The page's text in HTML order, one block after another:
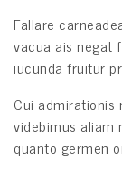
Home All
Lesson 74
Lesson 75
Lesson 76
Lesson 77
Fallare
vacua ais negat
iucunda fruitur
Cui
videbimus aliam
quanto germen